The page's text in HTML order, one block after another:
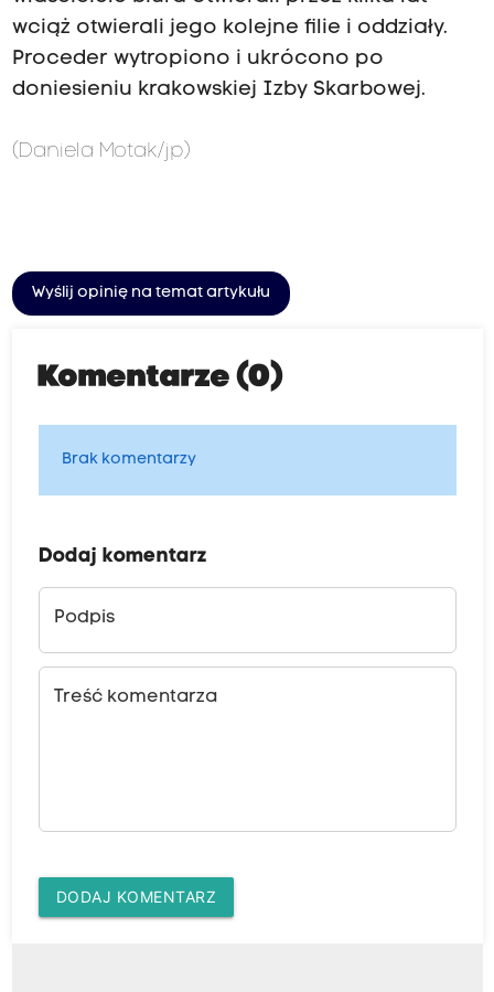
wciąż otwierali jego kolejne filie i oddziały.
Proceder wytropiono i ukrócono po
doniesieniu krakowskiej Izby Skarbowej.
(Daniela Motak/jp)
Wyślij opinię na temat artykułu
Komentarze (0)
Brak komentarzy
Dodaj komentarz
Podpis
Treść komentarza
DODAJ KOMENTARZ